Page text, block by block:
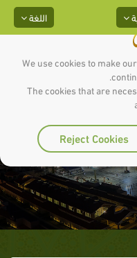
We use cookies to make
The cookies that are
Reject Cookies
اللغة